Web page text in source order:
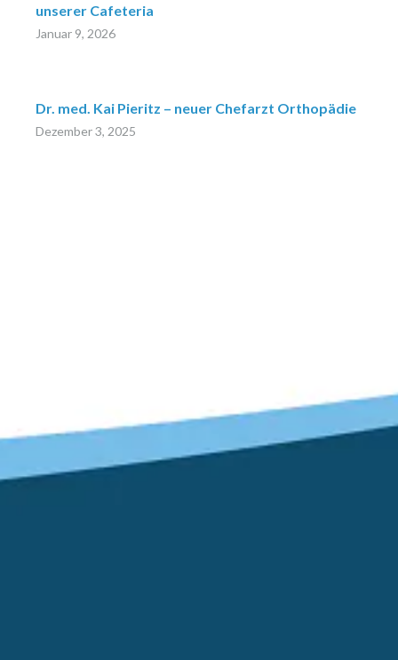
unserer Cafeteria
Januar 9, 2026
Dr. med. Kai Pieritz – neuer Chefarzt Orthopädie
Dezember 3, 2025